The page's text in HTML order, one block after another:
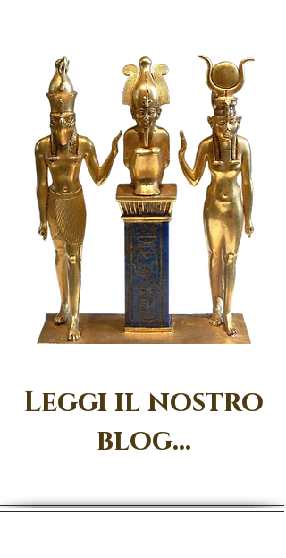
Leggi il nostro
blog...